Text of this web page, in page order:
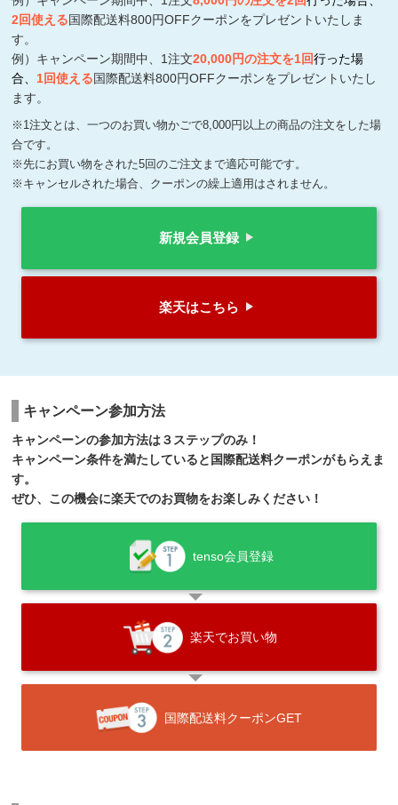
2回使える国際配送料800円OFFクーポンをプレゼントいたしま
す。
例）キャンペーン期間中、1注文20,000円の注文を1回行った場
合、 1回使える国際配送料800円OFFクーポンをプレゼントいたし
ます。
※1注文とは、一つのお買い物かごで8,000円以上の商品の注文をした場
合です。
※先にお買い物をされた5回のご注文まで適応可能です。
※キャンセルされた場合、クーポンの繰上適用はされません。
新規会員登録
楽天はこちら
キャンペーン参加方法
キャンペーンの参加方法は３ステップのみ！
キャンペーン条件を満たしていると国際配送料クーポンがもらえま
す。
ぜひ、この機会に楽天でのお買物をお楽しみください！
tenso会員登録
楽天でお買い物
国際配送料クーポンGET